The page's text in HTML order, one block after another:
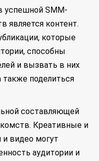
успешной SMM-
является контент.
которые
способны
и вызвать в них
также поделиться
составляющей
Креативные и
и видео могут
аудитории и